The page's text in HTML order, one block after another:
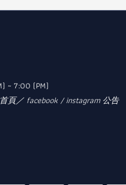
~ 7:00 (PM)
頁／ facebook / instagram 公告